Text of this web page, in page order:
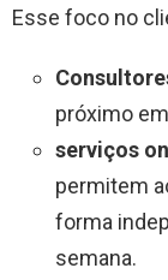
Esse foco no
próximo
serviços
permitem
forma
semana.